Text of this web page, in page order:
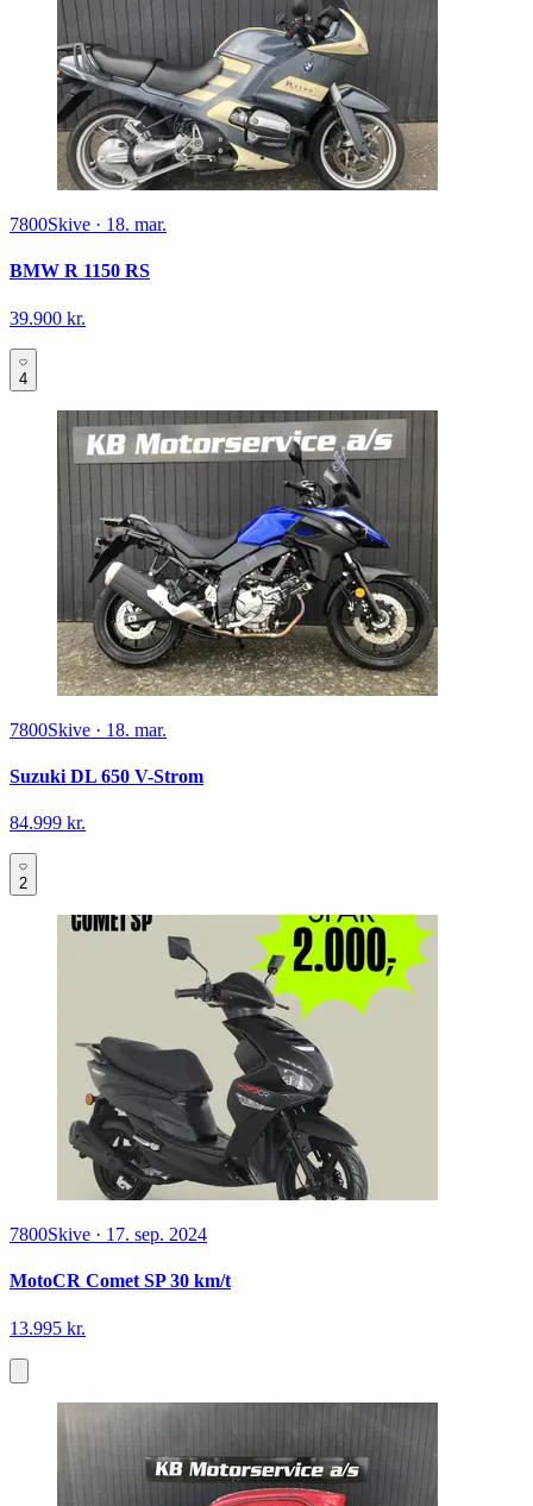
7800Skive · 18. mar.
BMW R 1150 RS
39.900 kr.
4
7800Skive · 18. mar.
Suzuki DL 650 V-Strom
84.999 kr.
2
7800Skive · 17. sep. 2024
MotoCR Comet SP 30 km/t
13.995 kr.